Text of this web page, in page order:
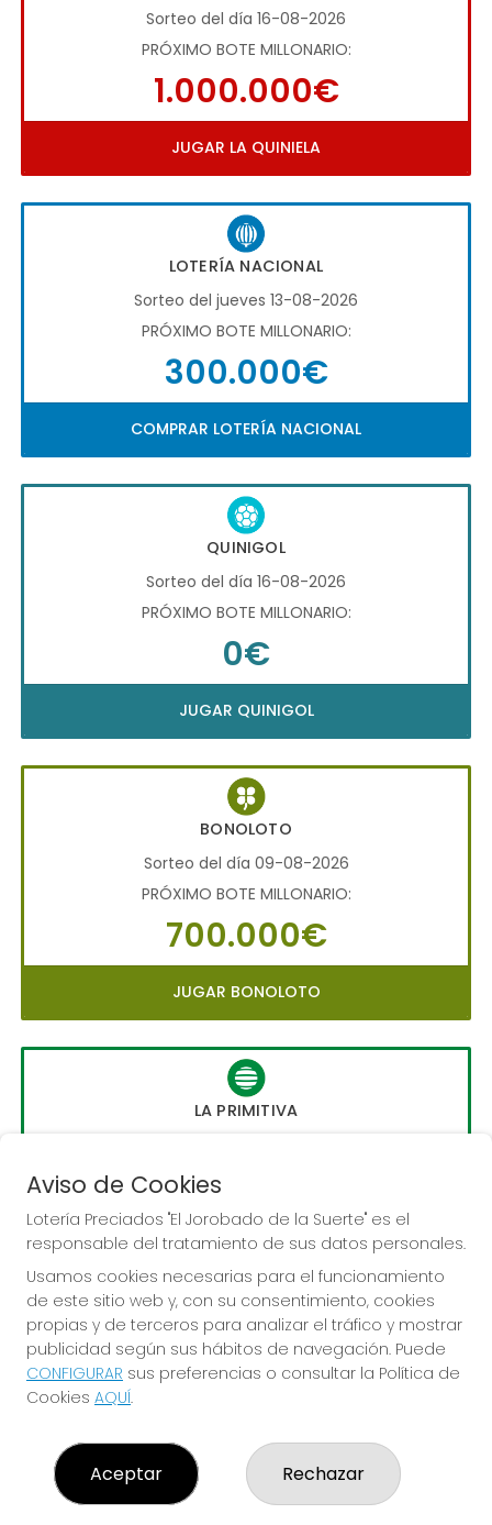
Sorteo del día 16-08-2026
PRÓXIMO BOTE MILLONARIO:
1.000.000€
JUGAR LA QUINIELA
LOTERÍA NACIONAL
Sorteo del jueves 13-08-2026
PRÓXIMO BOTE MILLONARIO:
300.000€
COMPRAR LOTERÍA NACIONAL
QUINIGOL
Sorteo del día 16-08-2026
PRÓXIMO BOTE MILLONARIO:
0€
JUGAR QUINIGOL
BONOLOTO
Sorteo del día 09-08-2026
PRÓXIMO BOTE MILLONARIO:
700.000€
JUGAR BONOLOTO
LA PRIMITIVA
PRÓXIMO BOTE MILLONARIO:
56.000.000€
JUGAR LA PRIMITIVA
¿Quiénes somos?
Comprar lotería
Resultados
Aviso de Cookies
Lotería Preciados "El Jorobado de la Suerte" es el
responsable del tratamiento de sus datos personales.
Usamos cookies necesarias para el funcionamiento
de este sitio web y, con su consentimiento, cookies
propias y de terceros para analizar el tráfico y mostrar
publicidad según sus hábitos de navegación. Puede
CONFIGURAR sus preferencias o consultar la Política de
Cookies AQUÍ.
Aceptar Rechazar